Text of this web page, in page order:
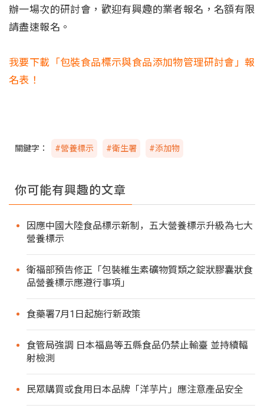
辦一場次的研討會，歡迎有興趣的業者報名，名額有限
請盡速報名。
我要下載「包裝食品標示與食品添加物管理研討會」報
名表！
關鍵字： #營養標示 #衛生署 #添加物
你可能有興趣的文章
因應中國大陸食品標示新制，五大營養標示升級為七大
營養標示
衛福部預告修正「包裝維生素礦物質類之錠狀膠囊狀食
品營養標示應遵行事項」
食藥署7月1日起施行新政策
食管局強調 日本福島等五縣食品仍禁止輸臺 並持續輻
射檢測
民眾購買或食用日本品牌「洋芋片」應注意產品安全